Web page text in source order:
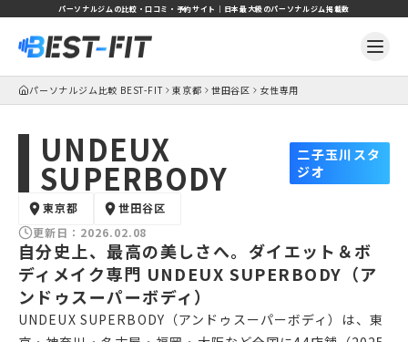
パーソナルジムの比較・口コミ・予約サイト｜日本最大級のパーソナルジム掲載数
パーソナルジム比較 BEST-FIT 東京都 世田谷区 女性専用
UNDEUX
SUPERBODY
二子玉川スタ
ジオ
東京都
世田谷区
更新日： 2026.02.08
自分史上、最高の美しさへ。ダイエット＆ボ
ディメイク専門 UNDEUX SUPERBODY（ア
ンドゥスーパーボディ）
UNDEUX SUPERBODY（アンドゥスーパーボディ）は、東